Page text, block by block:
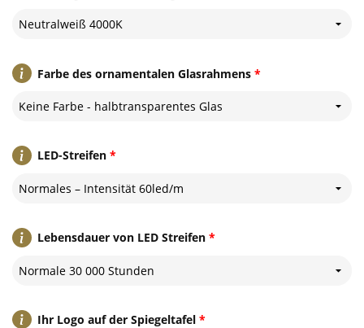
Neutralweiß 4000K
*
Farbe des ornamentalen Glasrahmens
Keine Farbe - halbtransparentes Glas
*
LED-Streifen
Normales – Intensität 60led/m
*
Lebensdauer von LED Streifen
Normale 30 000 Stunden
*
Ihr Logo auf der Spiegeltafel